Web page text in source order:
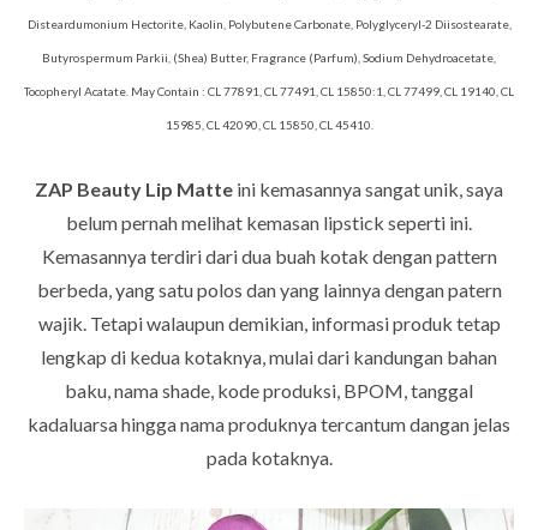
Disteardumonium Hectorite, Kaolin, Polybutene Carbonate, Polyglyceryl-2 Diisostearate,
Butyrospermum Parkii, (Shea) Butter, Fragrance (Parfum), Sodium Dehydroacetate,
Tocopheryl Acatate. May Contain : CL 77891, CL 77491, CL 15850:1, CL 77499, CL 19140, CL
15985, CL 42090, CL 15850, CL 45410.
ZAP Beauty Lip Matte ini kemasannya sangat unik, saya
belum pernah melihat kemasan lipstick seperti ini.
Kemasannya terdiri dari dua buah kotak dengan pattern
berbeda, yang satu polos dan yang lainnya dengan patern
wajik. Tetapi walaupun demikian, informasi produk tetap
lengkap di kedua kotaknya, mulai dari kandungan bahan
baku, nama shade, kode produksi, BPOM, tanggal
kadaluarsa hingga nama produknya tercantum dangan jelas
pada kotaknya.